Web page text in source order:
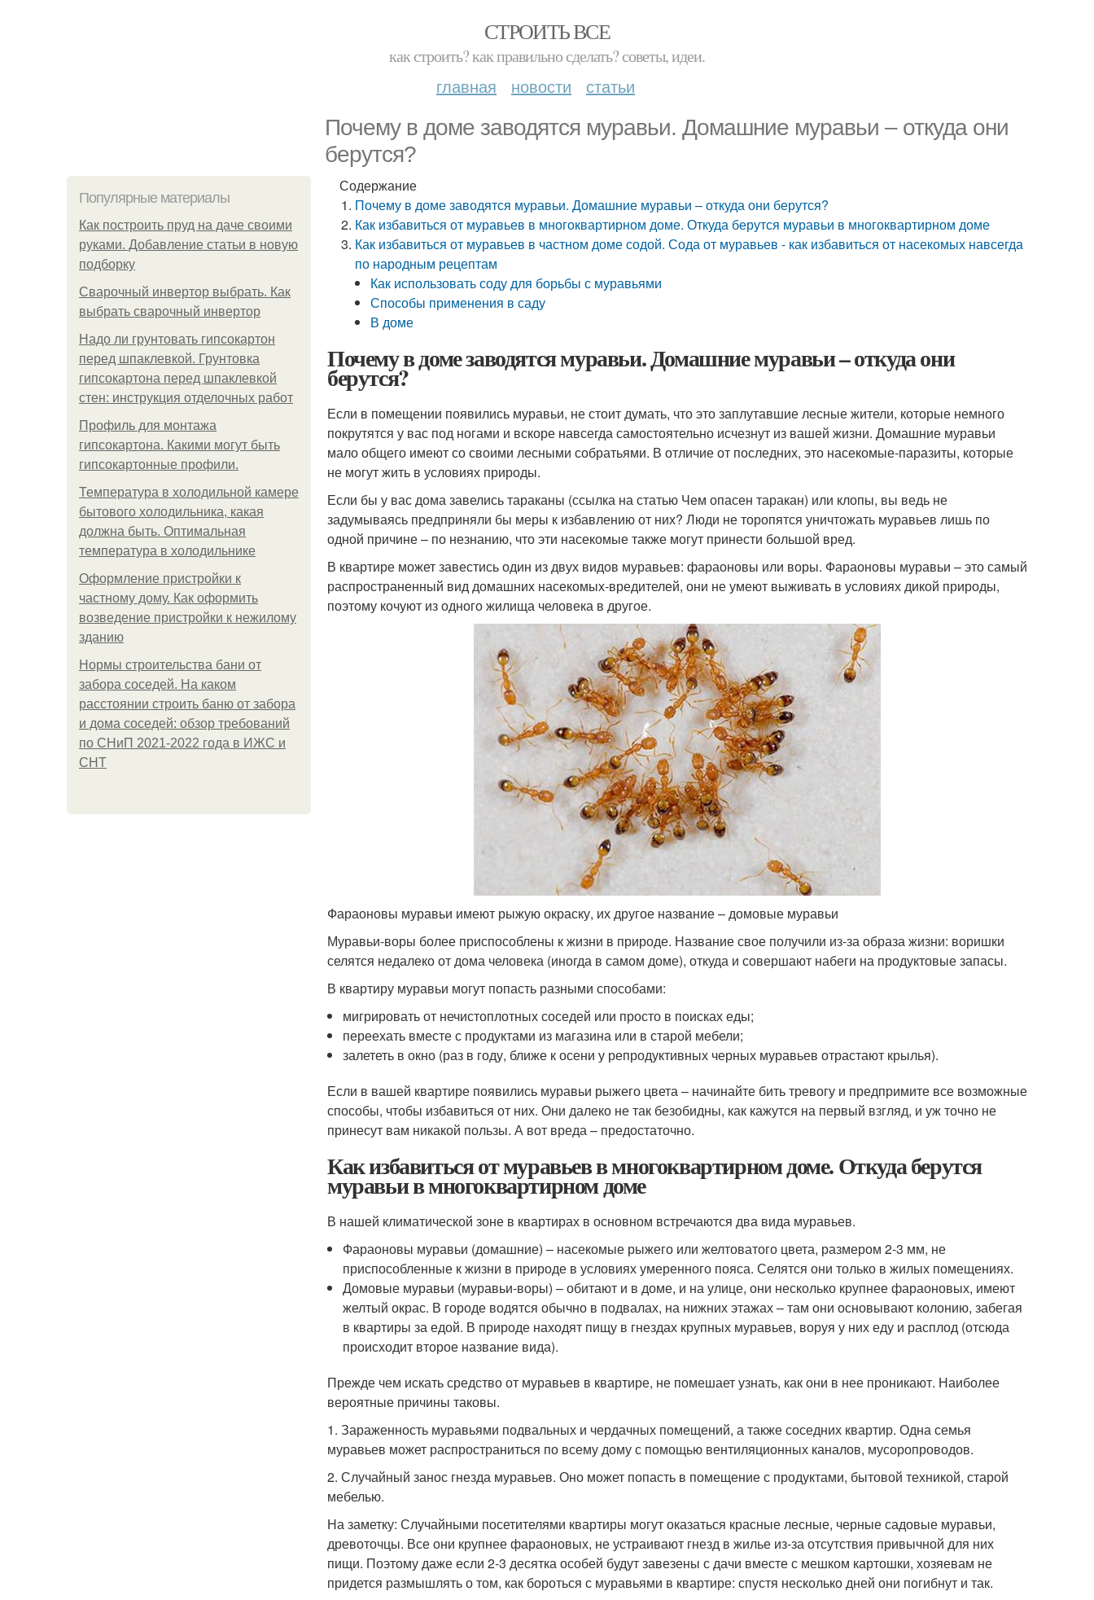
СТРОИТЬ ВСЕ
как строить? как правильно сделать? советы, идеи.
главная новости статьи
Почему в доме заводятся муравьи. Домашние муравьи – откуда они
берутся?
Популярные материалы
Как построить пруд на даче своими
руками. Добавление статьи в новую
подборку
Сварочный инвертор выбрать. Как
выбрать сварочный инвертор
Надо ли грунтовать гипсокартон
перед шпаклевкой. Грунтовка
гипсокартона перед шпаклевкой
стен: инструкция отделочных работ
Профиль для монтажа
гипсокартона. Какими могут быть
гипсокартонные профили.
Температура в холодильной камере
бытового холодильника, какая
должна быть. Оптимальная
температура в холодильнике
Оформление пристройки к
частному дому. Как оформить
возведение пристройки к нежилому
зданию
Нормы строительства бани от
забора соседей. На каком
расстоянии строить баню от забора
и дома соседей: обзор требований
по СНиП 2021-2022 года в ИЖС и
СНТ
Содержание
Почему в доме заводятся муравьи. Домашние муравьи – откуда они берутся?
Как избавиться от муравьев в многоквартирном доме. Откуда берутся муравьи в многоквартирном доме
Как избавиться от муравьев в частном доме содой. Сода от муравьев - как избавиться от насекомых навсегда
по народным рецептам
Как использовать соду для борьбы с муравьями
Способы применения в саду
В доме
Почему в доме заводятся муравьи. Домашние муравьи – откуда они
берутся?
Если в помещении появились муравьи, не стоит думать, что это заплутавшие лесные жители, которые немного
покрутятся у вас под ногами и вскоре навсегда самостоятельно исчезнут из вашей жизни. Домашние муравьи
мало общего имеют со своими лесными собратьями. В отличие от последних, это насекомые-паразиты, которые
не могут жить в условиях природы.
Если бы у вас дома завелись тараканы (ссылка на статью Чем опасен таракан) или клопы, вы ведь не
задумываясь предприняли бы меры к избавлению от них? Люди не торопятся уничтожать муравьев лишь по
одной причине – по незнанию, что эти насекомые также могут принести большой вред.
В квартире может завестись один из двух видов муравьев: фараоновы или воры. Фараоновы муравьи – это самый
распространенный вид домашних насекомых-вредителей, они не умеют выживать в условиях дикой природы,
поэтому кочуют из одного жилища человека в другое.
Фараоновы муравьи имеют рыжую окраску, их другое название – домовые муравьи
Муравьи-воры более приспособлены к жизни в природе. Название свое получили из-за образа жизни: воришки
селятся недалеко от дома человека (иногда в самом доме), откуда и совершают набеги на продуктовые запасы.
В квартиру муравьи могут попасть разными способами:
мигрировать от нечистоплотных соседей или просто в поисках еды;
переехать вместе с продуктами из магазина или в старой мебели;
залететь в окно (раз в году, ближе к осени у репродуктивных черных муравьев отрастают крылья).
Если в вашей квартире появились муравьи рыжего цвета – начинайте бить тревогу и предпримите все возможные
способы, чтобы избавиться от них. Они далеко не так безобидны, как кажутся на первый взгляд, и уж точно не
принесут вам никакой пользы. А вот вреда – предостаточно.
Как избавиться от муравьев в многоквартирном доме. Откуда берутся
муравьи в многоквартирном доме
В нашей климатической зоне в квартирах в основном встречаются два вида муравьев.
Фараоновы муравьи (домашние) – насекомые рыжего или желтоватого цвета, размером 2-3 мм, не
приспособленные к жизни в природе в условиях умеренного пояса. Селятся они только в жилых помещениях.
Домовые муравьи (муравьи-воры) – обитают и в доме, и на улице, они несколько крупнее фараоновых, имеют
желтый окрас. В городе водятся обычно в подвалах, на нижних этажах – там они основывают колонию, забегая
в квартиры за едой. В природе находят пищу в гнездах крупных муравьев, воруя у них еду и расплод (отсюда
происходит второе название вида).
Прежде чем искать средство от муравьев в квартире, не помешает узнать, как они в нее проникают. Наиболее
вероятные причины таковы.
1. Зараженность муравьями подвальных и чердачных помещений, а также соседних квартир. Одна семья
муравьев может распространиться по всему дому с помощью вентиляционных каналов, мусоропроводов.
2. Случайный занос гнезда муравьев. Оно может попасть в помещение с продуктами, бытовой техникой, старой
мебелью.
На заметку: Случайными посетителями квартиры могут оказаться красные лесные, черные садовые муравьи,
древоточцы. Все они крупнее фараоновых, не устраивают гнезд в жилье из-за отсутствия привычной для них
пищи. Поэтому даже если 2-3 десятка особей будут завезены с дачи вместе с мешком картошки, хозяевам не
придется размышлять о том, как бороться с муравьями в квартире: спустя несколько дней они погибнут и так.